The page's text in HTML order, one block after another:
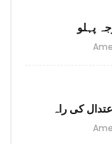
پہلو
کی راہ